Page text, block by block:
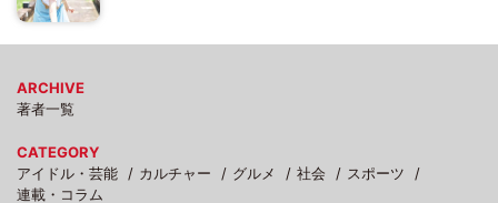
ARCHIVE
著者一覧
CATEGORY
アイドル・芸能
カルチャー グルメ 社会
スポーツ
連載・コラム